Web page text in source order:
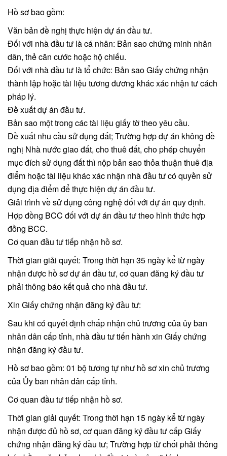
Hồ sơ bao gồm:
Văn bản đề nghị thực hiện dự án đầu tư.
Đối với nhà đầu tư là cá nhân: Bản sao chứng minh nhân
dân, thẻ căn cước hoặc hộ chiếu.
Đối với nhà đầu tư là tổ chức: Bản sao Giấy chứng nhận
thành lập hoặc tài liệu tương đương khác xác nhận tư cách
pháp lý.
Đề xuất dự án đầu tư.
Bản sao một trong các tài liệu giấy tờ theo yêu cầu.
Đề xuất nhu cầu sử dụng đất; Trường hợp dự án không đề
nghị Nhà nước giao đất, cho thuê đất, cho phép chuyển
mục đích sử dụng đất thì nộp bản sao thỏa thuận thuê địa
điểm hoặc tài liệu khác xác nhận nhà đầu tư có quyền sử
dụng địa điểm để thực hiện dự án đầu tư.
Giải trình về sử dụng công nghệ đối với dự án quy định.
Hợp đồng BCC đối với dự án đầu tư theo hình thức hợp
đồng BCC.
Cơ quan đầu tư tiếp nhận hồ sơ.
Thời gian giải quyết: Trong thời hạn 35 ngày kể từ ngày
nhận được hồ sơ dự án đầu tư, cơ quan đăng ký đầu tư
phải thông báo kết quả cho nhà đầu tư.
Xin Giấy chứng nhận đăng ký đầu tư:
Sau khi có quyết định chấp nhận chủ trương của ủy ban
nhân dân cấp tỉnh, nhà đầu tư tiến hành xin Giấy chứng
nhận đăng ký đầu tư.
Hồ sơ bao gồm: 01 bộ tương tự như hồ sơ xin chủ trương
của Ủy ban nhân dân cấp tỉnh.
Cơ quan đầu tư tiếp nhận hồ sơ.
Thời gian giải quyết: Trong thời hạn 15 ngày kể từ ngày
nhận được đủ hồ sơ, cơ quan đăng ký đầu tư cấp Giấy
chứng nhận đăng ký đầu tư; Trường hợp từ chối phải thông